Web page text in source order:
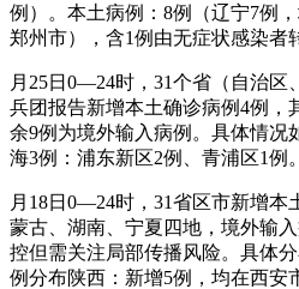
例）。本土病例：8例（辽宁7例
郑州市），含1例由无症状感染者
月25日0—24时，31个省（自治区
兵团报告新增本土确诊病例4例，
余9例为境外输入病例。具体情况
海3例：浦东新区2例、青浦区1例
月18日0—24时，31省区市新增本
蒙古、湖南、宁夏四地，境外输
控但需关注局部传播风险。具体
例分布陕西：新增5例，均在西安